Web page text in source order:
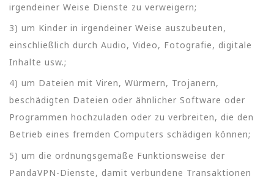
irgendeiner Weise Dienste zu verweigern;
3) um Kinder in irgendeiner Weise auszubeuten,
einschließlich durch Audio, Video, Fotografie, digitale
Inhalte usw.;
4) um Dateien mit Viren, Würmern, Trojanern,
beschädigten Dateien oder ähnlicher Software oder
Programmen hochzuladen oder zu verbreiten, die den
Betrieb eines fremden Computers schädigen können;
5) um die ordnungsgemäße Funktionsweise der
PandaVPN-Dienste, damit verbundene Transaktionen